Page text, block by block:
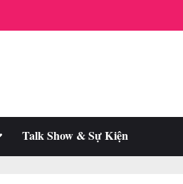
Talk Show & Sự Kiện